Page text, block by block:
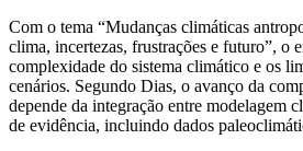
Com o tema “Mudanças climáticas
clima, incertezas, frustrações e futuro”, o
complexidade do sistema climático e os
cenários. Segundo Dias, o avanço da
depende da integração entre modelagem
de evidência, incluindo dados